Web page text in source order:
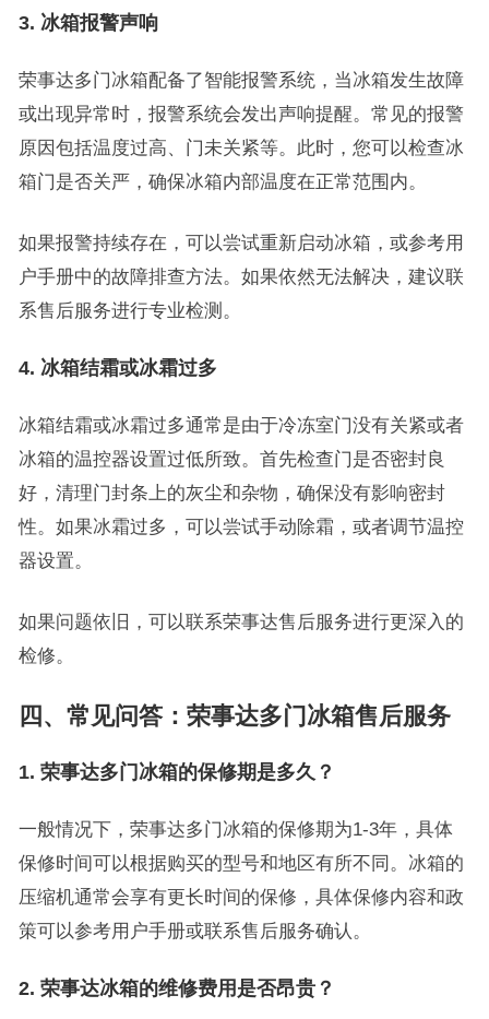
3. 冰箱报警声响
荣事达多门冰箱配备了智能报警系统，当冰箱发生故障
或出现异常时，报警系统会发出声响提醒。常见的报警
原因包括温度过高、门未关紧等。此时，您可以检查冰
箱门是否关严，确保冰箱内部温度在正常范围内。
如果报警持续存在，可以尝试重新启动冰箱，或参考用
户手册中的故障排查方法。如果依然无法解决，建议联
系售后服务进行专业检测。
4. 冰箱结霜或冰霜过多
冰箱结霜或冰霜过多通常是由于冷冻室门没有关紧或者
冰箱的温控器设置过低所致。首先检查门是否密封良
好，清理门封条上的灰尘和杂物，确保没有影响密封
性。如果冰霜过多，可以尝试手动除霜，或者调节温控
器设置。
如果问题依旧，可以联系荣事达售后服务进行更深入的
检修。
四、常见问答：荣事达多门冰箱售后服务
1. 荣事达多门冰箱的保修期是多久？
一般情况下，荣事达多门冰箱的保修期为1-3年，具体
保修时间可以根据购买的型号和地区有所不同。冰箱的
压缩机通常会享有更长时间的保修，具体保修内容和政
策可以参考用户手册或联系售后服务确认。
2. 荣事达冰箱的维修费用是否昂贵？